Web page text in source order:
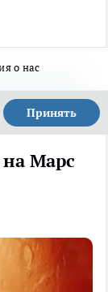
о нас
Принять
Марс